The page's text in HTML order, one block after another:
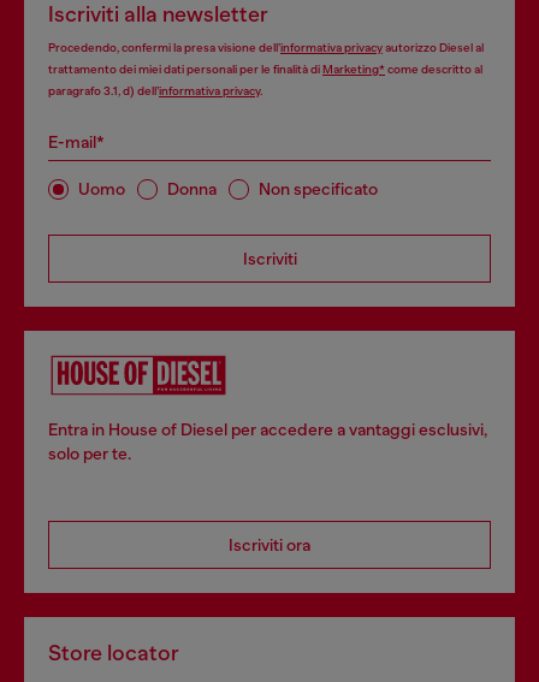
Iscriviti alla newsletter
Procedendo, confermi la presa visione dell’informativa privacyautorizzo Diesel al
trattamento dei miei dati personali per le finalità diMarketing*come descritto al
paragrafo 3.1, d) dell’informativa privacy.
E-mail*
Uomo Donna Non specificato
Iscriviti
Entra in House of Diesel per accedere a vantaggi esclusivi,
solo per te.
Iscriviti ora
Store locator